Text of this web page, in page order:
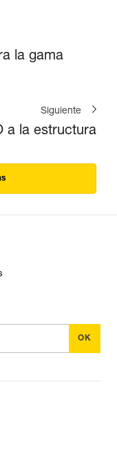
la gama
Siguiente
a la estructura